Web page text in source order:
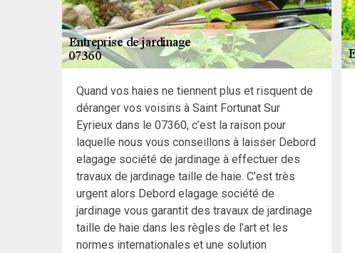
Quand vos haies ne tiennent plus et risquent de
déranger vos voisins à Saint Fortunat Sur
Eyrieux dans le 07360, c’est la raison pour
laquelle nous vous conseillons à laisser Debord
elagage société de jardinage à effectuer des
travaux de jardinage taille de haie. C’est très
urgent alors Debord elagage société de
jardinage vous garantit des travaux de jardinage
taille de haie dans les règles de l’art et les
normes internationales et une solution